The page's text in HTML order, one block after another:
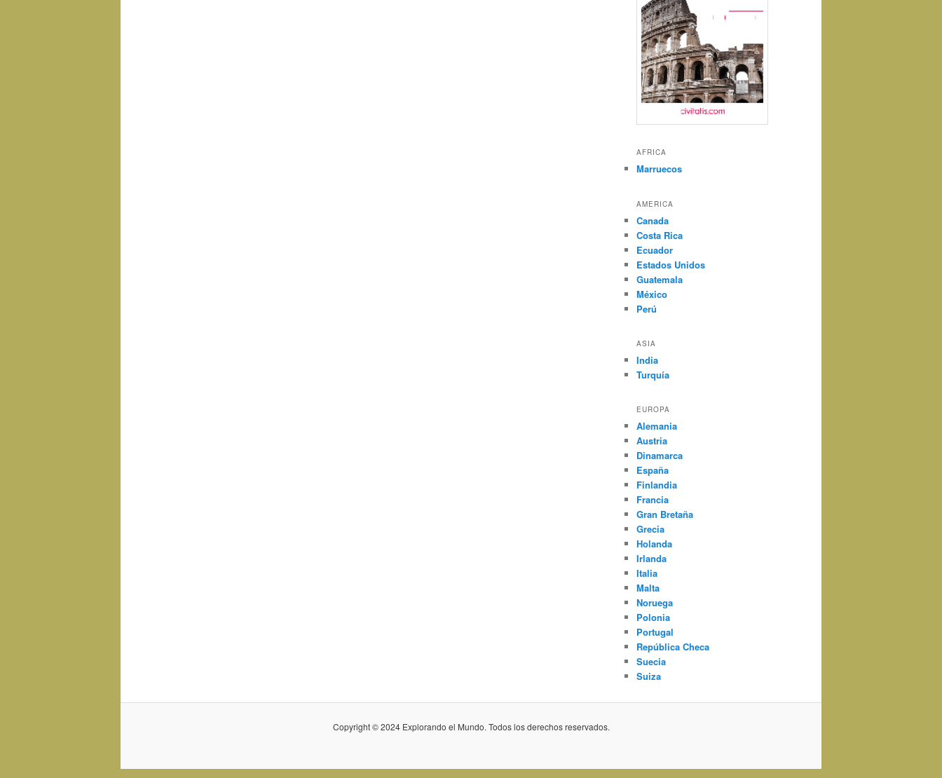
AFRICA
Marruecos
AMERICA
Canada
Costa Rica
Ecuador
Estados Unidos
Guatemala
México
Perú
ASIA
India
Turquía
EUROPA
Alemania
Austria
Dinamarca
España
Finlandia
Francia
Gran Bretaña
Grecia
Holanda
Irlanda
Italia
Malta
Noruega
Polonia
Portugal
República Checa
Suecia
Suiza
Copyright © 2024 Explorando el Mundo. Todos los derechos reservados.